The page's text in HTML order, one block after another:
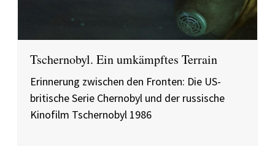
Tschernobyl. Ein umkämpftes Terrain
Erinnerung zwischen den Fronten: Die US-
britische Serie Chernobyl und der russische
Kinofilm Tschernobyl 1986